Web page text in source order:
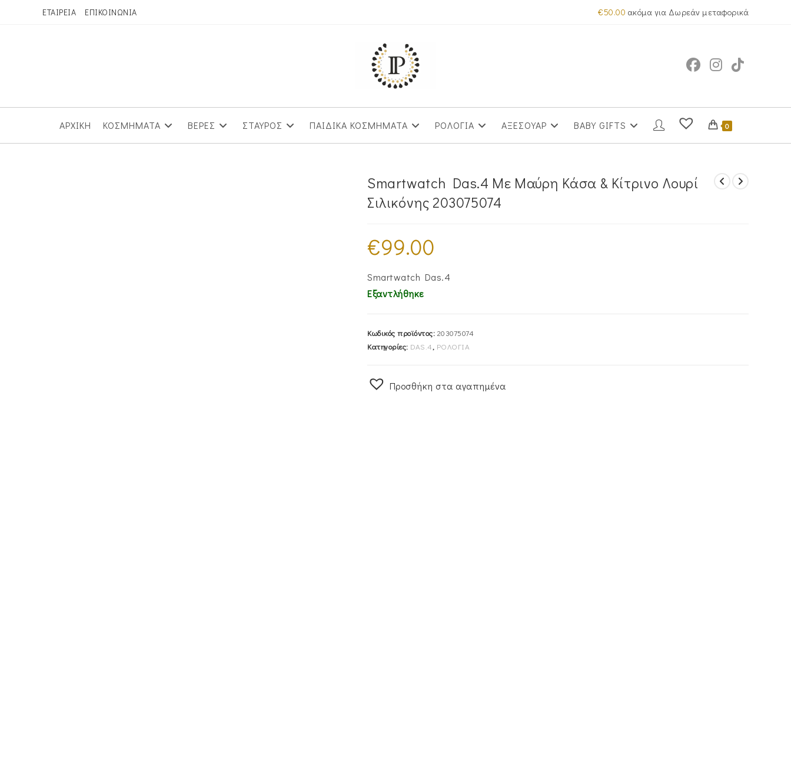
ΕΤΑΙΡΕΙΑ ΕΠΙΚΟΙΝΩΝΙΑ €50.00 ακόμα για Δωρεάν μεταφορικά
ΑΡΧΙΚΗ ΚΟΣΜΗΜΑΤΑ ΒΕΡΕΣ ΣΤΑΥΡΟΣ ΠΑΙΔΙΚΑ ΚΟΣΜΗΜΑΤΑ ΡΟΛΟΓΙΑ ΑΞΕΣΟΥΑΡ BABY GIFTS 0
Smartwatch Das.4 Με Μαύρη Κάσα & Κίτρινο Λουρί
Σιλικόνης 203075074
€99.00
Smartwatch Das.4
Εξαντλήθηκε
Κωδικός προϊόντος: 203075074
Κατηγορίες: DAS.4, ΡΟΛΟΓΙΑ
Προσθήκη στα αγαπημένα